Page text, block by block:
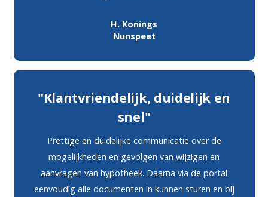
H. Konings
Nunspeet
"Klantvriendelijk, duidelijk en
snel"
Prettige en duidelijke communicatie over de
mogelijkheden en gevolgen van wijzigen en
aanvragen van hypotheek. Daarna via de portal
eenvoudig alle documenten in kunnen sturen en bij